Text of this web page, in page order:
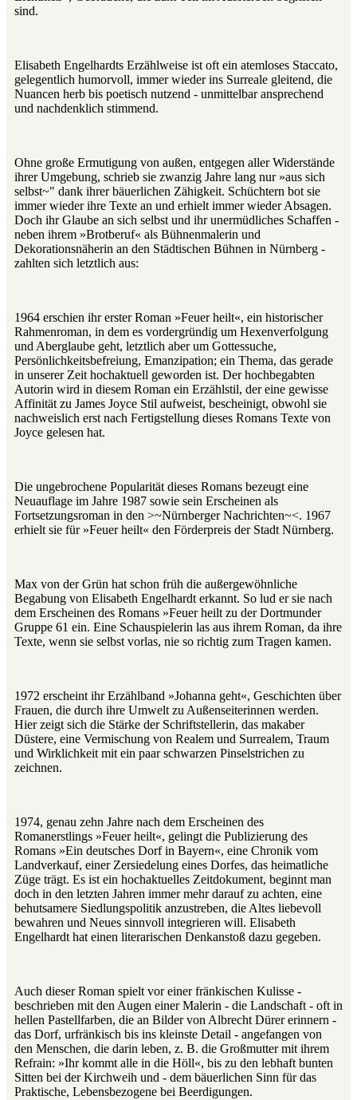
sind.
Elisabeth Engelhardts Erzählweise ist oft ein atemloses Staccato,
gelegentlich humorvoll, immer wieder ins Surreale gleitend, die
Nuancen herb bis poetisch nutzend ‑ unmittelbar ansprechend
und nachdenklich stimmend.
Ohne große Ermutigung von außen, entgegen aller Widerstände
ihrer Umgebung, schrieb sie zwanzig Jahre lang nur »aus sich
selbst~" dank ihrer bäuerlichen Zähigkeit. Schüchtern bot sie
immer wieder ihre Texte an und erhielt immer wieder Absagen.
Doch ihr Glaube an sich selbst und ihr unermüdliches Schaffen ‑
neben ihrem »Brotberuf« als Bühnenmalerin und
Dekorationsnäherin an den Städtischen Bühnen in Nürnberg ‑
zahlten sich letztlich aus:
1964 erschien ihr erster Roman »Feuer heilt«, ein historischer
Rahmenroman, in dem es vordergründig um Hexenverfolgung
und Aberglaube geht, letztlich aber um Gottessuche,
Persönlichkeitsbefreiung, Emanzipation; ein Thema, das gerade
in unserer Zeit hochaktuell geworden ist. Der hochbegabten
Autorin wird in diesem Roman ein Erzählstil, der eine gewisse
Affinität zu James Joyce Stil aufweist, bescheinigt, obwohl sie
nachweislich erst nach Fertigstellung dieses Romans Texte von
Joyce gelesen hat.
Die ungebrochene Popularität dieses Romans bezeugt eine
Neuauflage im Jahre 1987 sowie sein Erscheinen als
Fortsetzungsroman in den >~Nürnberger Nachrichten~<. 1967
erhielt sie für »Feuer heilt« den Förderpreis der Stadt Nürnberg.
Max von der Grün hat schon früh die außergewöhnliche
Begabung von Elisabeth Engelhardt erkannt. So lud er sie nach
dem Erscheinen des Romans »Feuer heilt zu der Dortmunder
Gruppe 61 ein. Eine Schauspielerin las aus ihrem Roman, da ihre
Texte, wenn sie selbst vorlas, nie so richtig zum Tragen kamen.
1972 erscheint ihr Erzählband »Johanna geht«, Geschichten über
Frauen, die durch ihre Umwelt zu Außenseiterinnen werden.
Hier zeigt sich die Stärke der Schriftstellerin, das makaber
Düstere, eine Vermischung von Realem und Surrealem, Traum
und Wirklichkeit mit ein paar schwarzen Pinselstrichen zu
zeichnen.
1974, genau zehn Jahre nach dem Erscheinen des
Romanerstlings »Feuer heilt«, gelingt die Publizierung des
Romans »Ein deutsches Dorf in Bayern«, eine Chronik vom
Landverkauf, einer Zersiedelung eines Dorfes, das heimatliche
Züge trägt. Es ist ein hochaktuelles Zeitdokument, beginnt man
doch in den letzten Jahren immer mehr darauf zu achten, eine
behutsamere Siedlungspolitik anzustreben, die Altes liebevoll
bewahren und Neues sinnvoll integrieren will. Elisabeth
Engelhardt hat einen literarischen Denkanstoß dazu gegeben.
Auch dieser Roman spielt vor einer fränkischen Kulisse ‑
beschrieben mit den Augen einer Malerin ‑ die Landschaft ‑ oft in
hellen Pastellfarben, die an Bilder von Albrecht Dürer erinnern ‑
das Dorf, urfränkisch bis ins kleinste Detail ‑ angefangen von
den Menschen, die darin leben, z. B. die Großmutter mit ihrem
Refrain: »Ihr kommt alle in die Höll«, bis zu den lebhaft bunten
Sitten bei der Kirchweih und ‑ dem bäuerlichen Sinn für das
Praktische, Lebensbezogene bei Beerdigungen.